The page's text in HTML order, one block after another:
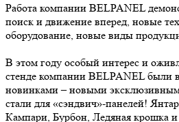
Работа компании BELPANEL
поиск и движение вперед, новые
оборудование, новые виды
В этом году особый интерес и
стенде компании BELPANEL были
новинками – новыми
стали для «сэндвич»-панелей!
Кампари, Бурбон, Ледяная крошка